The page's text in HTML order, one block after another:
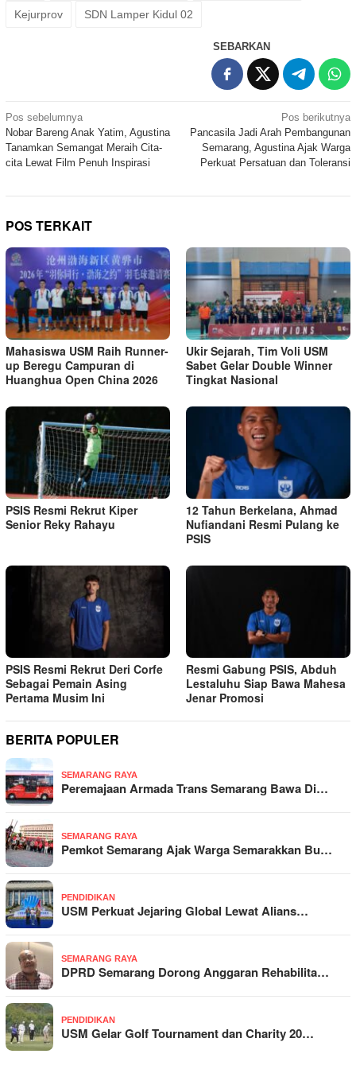
Kejurprov SDN Lamper Kidul 02
SEBARKAN
Navigasi
pos
Pos sebelumnya
Nobar Bareng Anak Yatim, Agustina
Tanamkan Semangat Meraih Cita-
cita Lewat Film Penuh Inspirasi
Pos berikutnya
Pancasila Jadi Arah Pembangunan
Semarang, Agustina Ajak Warga
Perkuat Persatuan dan Toleransi
POS TERKAIT
Mahasiswa USM Raih Runner-
up Beregu Campuran di
Huanghua Open China 2026
Ukir Sejarah, Tim Voli USM
Sabet Gelar Double Winner
Tingkat Nasional
PSIS Resmi Rekrut Kiper
Senior Reky Rahayu
12 Tahun Berkelana, Ahmad
Nufiandani Resmi Pulang ke
PSIS
PSIS Resmi Rekrut Deri Corfe
Sebagai Pemain Asing
Pertama Musim Ini
Resmi Gabung PSIS, Abduh
Lestaluhu Siap Bawa Mahesa
Jenar Promosi
BERITA POPULER
SEMARANG RAYA
Peremajaan Armada Trans Semarang Bawa Di…
SEMARANG RAYA
Pemkot Semarang Ajak Warga Semarakkan Bu…
PENDIDIKAN
USM Perkuat Jejaring Global Lewat Alians…
SEMARANG RAYA
DPRD Semarang Dorong Anggaran Rehabilita…
PENDIDIKAN
USM Gelar Golf Tournament dan Charity 20…